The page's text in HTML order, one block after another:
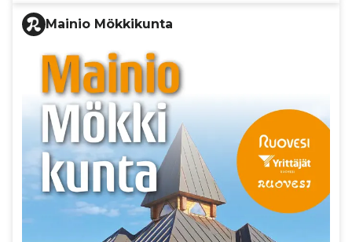
Mainio Mökkikunta